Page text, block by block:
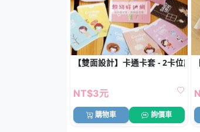
【雙面設計】卡通卡套 - 2卡位證
NT$3元
購物車 詢價車